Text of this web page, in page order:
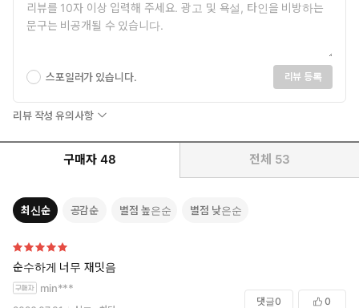
스포일러가 있습니다. 리뷰 등록
리뷰 작성 유의사항
구매자 48 전체 53
최신순 공감순 별점 높은순 별점 낮은순
순수하게 너무 재밋음
min***
댓글0 0